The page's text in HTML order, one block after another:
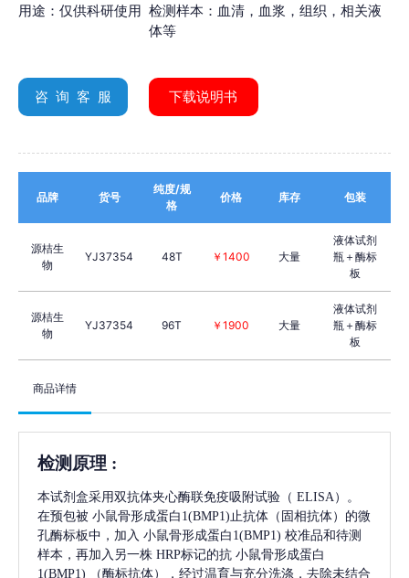
用途：仅供科研使用 检测样本：血清，血浆，组织，相关液
体等
咨 询 客 服 下载说明书
品牌 货号
纯度/规
格
价格 库存 包装
源桔生
物
YJ37354 48T ￥1400 大量
液体试剂
瓶＋酶标
板
源桔生
物
YJ37354 96T ￥1900 大量
液体试剂
瓶＋酶标
板
商品详情
检测原理 :
本试剂盒采用双抗体夹心酶联免疫吸附试验（ ELISA）。
在预包被 小鼠骨形成蛋白1(BMP1) 止抗体（固相抗体）的微
孔酶标板中，加入 小鼠骨形成蛋白1(BMP1) 校准品和待测
样本，再加入另一株 HRP标记的抗 小鼠骨形成蛋白
1(BMP1)
（酶标抗体），经过温育与充分洗涤，去除未结合